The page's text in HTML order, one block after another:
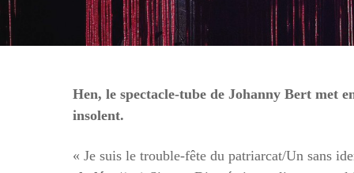
Hen, le spectacle-tube de Johanny Bert met
insolent.
« Je suis le trouble-fête du patriarcat/Un sans